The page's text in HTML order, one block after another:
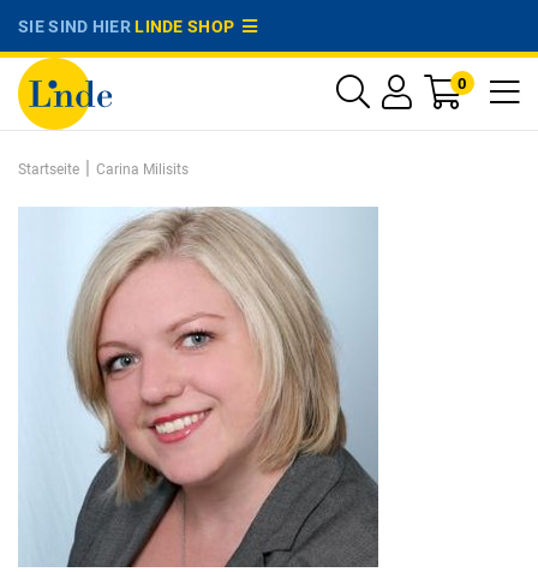
SIE SIND HIERLINDE SHOP
0
Startseite | Carina Milisits